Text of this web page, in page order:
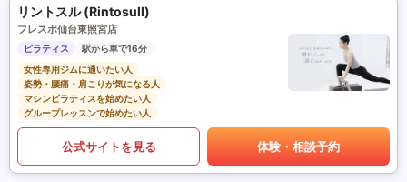
リントスル (Rintosull)
フレスポ仙台東照宮店
ピラティス
駅から車で16分
女性専用ジムに通いたい人
姿勢・腰痛・肩こりが気になる人
マシンピラティスを始めたい人
グループレッスンで始めたい人
公式サイトを見る 体験・相談予約